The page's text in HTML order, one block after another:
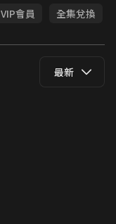
VIP會員 全集兌換
最新